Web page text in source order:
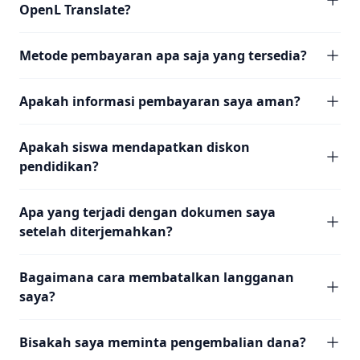
OpenL Translate?
Metode pembayaran apa saja yang tersedia?
Apakah informasi pembayaran saya aman?
Apakah siswa mendapatkan diskon
pendidikan?
Apa yang terjadi dengan dokumen saya
setelah diterjemahkan?
Bagaimana cara membatalkan langganan
saya?
Bisakah saya meminta pengembalian dana?